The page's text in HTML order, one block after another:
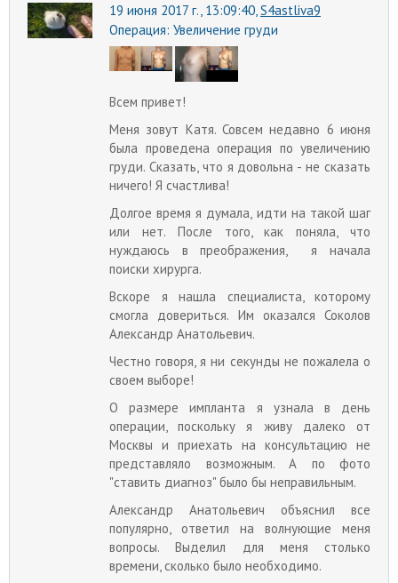
19 июня 2017 г., 13:09:40, S4astliva9
Операция: Увеличение груди
Всем привет!
Меня зовут Катя. Совсем недавно 6 июня
была проведена операция по увеличению
груди. Сказать, что я довольна - не сказать
ничего! Я счастлива!
Долгое время я думала, идти на такой шаг
или нет. После того, как поняла, что
нуждаюсь в преображения, я начала
поиски хирурга.
Вскоре я нашла специалиста, которому
смогла довериться. Им оказался Соколов
Александр Анатольевич.
Честно говоря, я ни секунды не пожалела о
своем выборе!
О размере импланта я узнала в день
операции, поскольку я живу далеко от
Москвы и приехать на консультацию не
представляло возможным. А по фото
"ставить диагноз" было бы неправильным.
Александр Анатольевич объяснил все
популярно, ответил на волнующие меня
вопросы. Выделил для меня столько
времени, сколько было необходимо.